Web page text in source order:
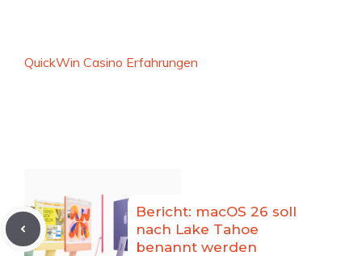
QuickWin Casino Erfahrungen
Bericht: macOS 26 soll
nach Lake Tahoe
benannt werden